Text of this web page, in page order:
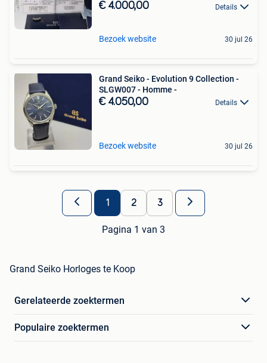
€ 4.000,00 Details
Bezoek website 30 jul 26
Grand Seiko - Evolution 9 Collection -
SLGW007 - Homme -
€ 4.050,00 Details
Bezoek website 30 jul 26
1 2 3
Pagina 1 van 3
Grand Seiko Horloges te Koop
Gerelateerde zoektermen
Populaire zoektermen